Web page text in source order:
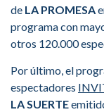
de LA PROMESA
programa con
otros 120.000
Por último, el
espectadores
LA SUERTE